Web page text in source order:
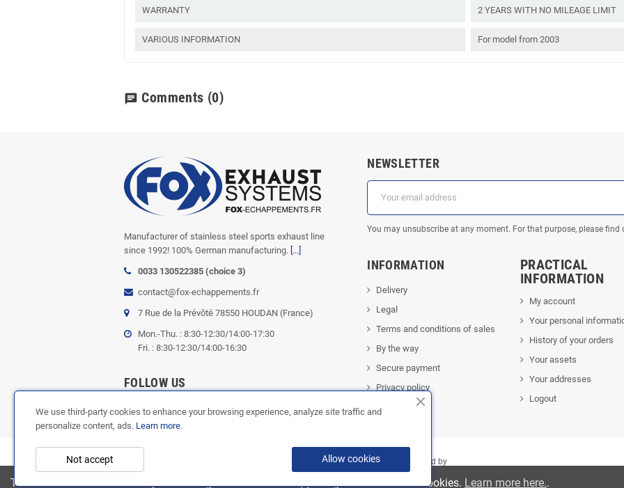
WARRANTY 2 YEARS WITH NO MILEAGE LIMIT
VARIOUS INFORMATION For model from 2003
chat Comments (0)
Manufacturer of stainless steel sports exhaust line
since 1992! 100% German manufacturing. [...]
0033 130522385 (choice 3)
contact@fox-echappements.fr
7 Rue de la Prévôté 78550 HOUDAN (France)
Mon.-Thu. : 8:30-12:30/14:00-17:30
Fri. : 8:30-12:30/14:00-16:30
FOLLOW US
NEWSLETTER
You may unsubscribe at any moment. For that purpose, please
INFORMATION
Delivery
Legal
Terms and conditions of sales
By the way
Secure payment
Privacy policy
Contact us
PRACTICAL
INFORMATION
My account
Your personal
History of your orders
Your assets
Your addresses
Logout
FOX ÉCHAPPEMENTS | Powered by
This website uses cookies. By continuing to browse the site, you agree to our use of cookies. Learn more here..
We use third-party cookies to enhance your browsing experience, analyze site traffic and
personalize content, ads. Learn more.
Allow cookies
Not accept